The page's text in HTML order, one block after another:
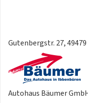
Gutenbergstr. 27,
Autohaus Bäumer